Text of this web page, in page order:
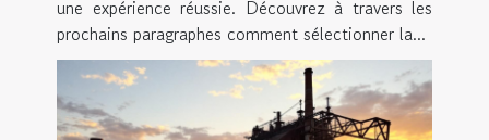
une expérience réussie. Découvrez à travers les
prochains paragraphes comment sélectionner la...